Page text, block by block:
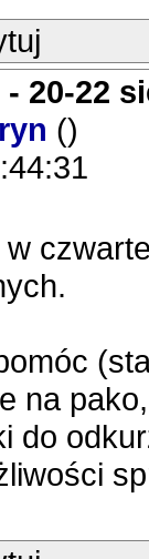
20-22
()
na
do